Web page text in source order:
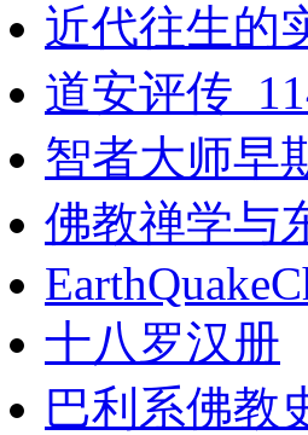
近代往生的
道安评传
智者大师早
佛教禅学与
十八罗汉册
巴利系佛教